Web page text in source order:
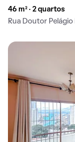
46 m² · 2 quartos
Rua Doutor Pelágio